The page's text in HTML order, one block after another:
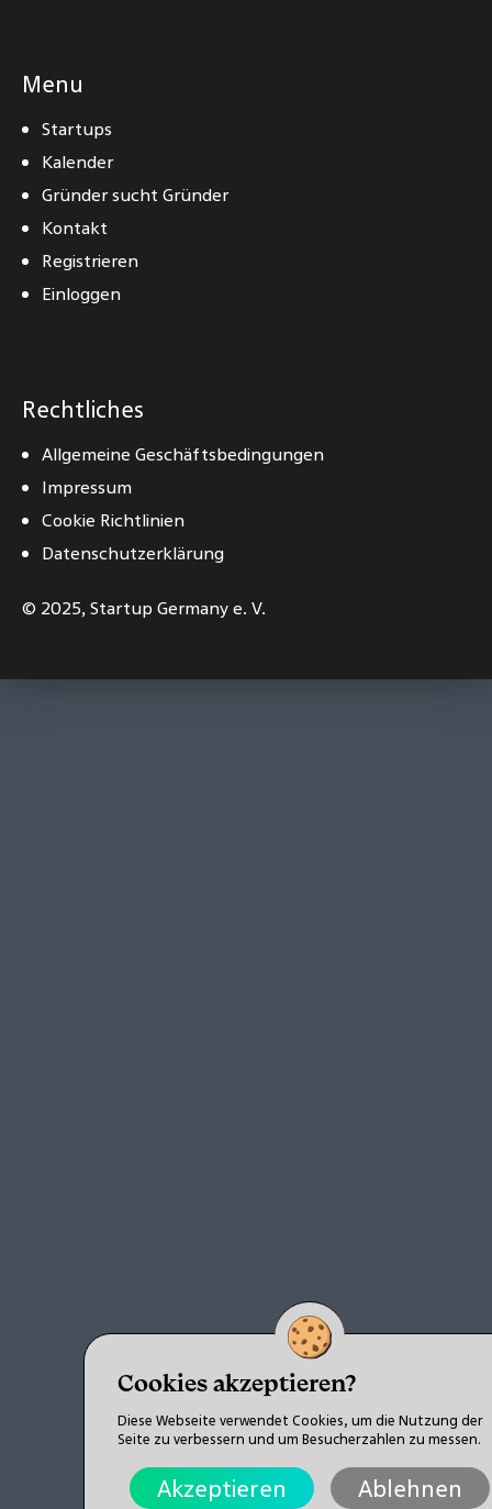
Menu
Startups
Kalender
Gründer sucht Gründer
Kontakt
Registrieren
Einloggen
Rechtliches
Allgemeine Geschäftsbedingungen
Impressum
Cookie Richtlinien
Datenschutzerklärung
© 2025,Startup Germany e. V.
Cookies akzeptieren?
Diese Webseite verwendet Cookies, um die Nutzung der
Seite zu verbessern und um Besucherzahlen zu messen.
Akzeptieren Ablehnen